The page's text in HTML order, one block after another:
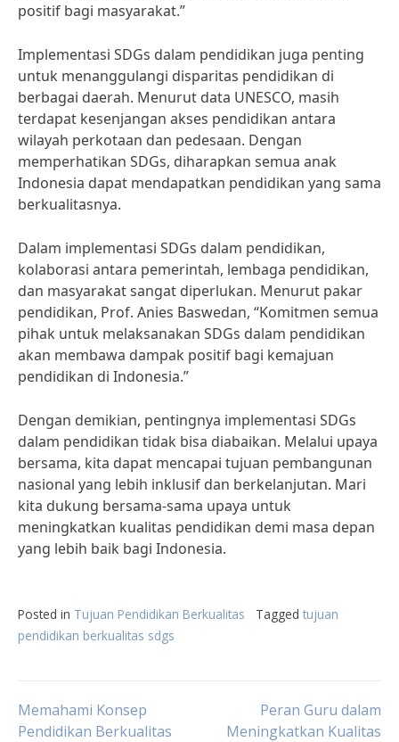
positif bagi masyarakat.”
Implementasi SDGs dalam pendidikan juga penting
untuk menanggulangi disparitas pendidikan di
berbagai daerah. Menurut data UNESCO, masih
terdapat kesenjangan akses pendidikan antara
wilayah perkotaan dan pedesaan. Dengan
memperhatikan SDGs, diharapkan semua anak
Indonesia dapat mendapatkan pendidikan yang sama
berkualitasnya.
Dalam implementasi SDGs dalam pendidikan,
kolaborasi antara pemerintah, lembaga pendidikan,
dan masyarakat sangat diperlukan. Menurut pakar
pendidikan, Prof. Anies Baswedan, “Komitmen semua
pihak untuk melaksanakan SDGs dalam pendidikan
akan membawa dampak positif bagi kemajuan
pendidikan di Indonesia.”
Dengan demikian, pentingnya implementasi SDGs
dalam pendidikan tidak bisa diabaikan. Melalui upaya
bersama, kita dapat mencapai tujuan pembangunan
nasional yang lebih inklusif dan berkelanjutan. Mari
kita dukung bersama-sama upaya untuk
meningkatkan kualitas pendidikan demi masa depan
yang lebih baik bagi Indonesia.
Posted in Tujuan Pendidikan Berkualitas Tagged tujuan
pendidikan berkualitas sdgs
Post
Memahami Konsep
Pendidikan Berkualitas
Peran Guru dalam
Meningkatkan Kualitas